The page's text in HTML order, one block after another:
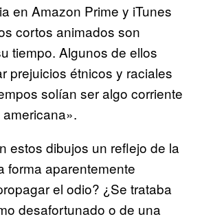
en Amazon Prime y iTunes
cortos animados son
tiempo. Algunos de ellos
prejuicios étnicos y raciales
solían ser algo corriente
estos dibujos un reflejo de la
forma aparentemente
el odio? ¿Se trataba
desafortunado o de una